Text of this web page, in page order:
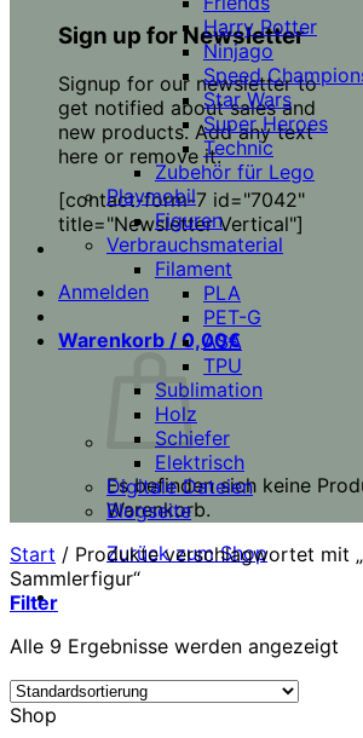
Sign up for Newsletter
Signup for our newsletter to
get notified about sales and
new products. Add any text
here or remove it.
[contact-form-7 id="7042"
title="Newsletter Vertical"]
Anmelden
Warenkorb / 0,00€
Es befinden sich keine
Warenkorb.
Zurück zum Shop
Harry Potter
Ninjago
Speed
Star Wars
Super Heroes
Technic
Zubehör für Lego
Playmobil
Figuren
Verbrauchsmaterial
Filament
PLA
PET-G
ASA
TPU
Sublimation
Holz
Schiefer
Elektrisch
Digitale Dateien
Blogseite
Start / Produkte verschlagwortet mit
Sammlerfigur“
Filter
Alle 9 Ergebnisse werden angezeigt
Shop